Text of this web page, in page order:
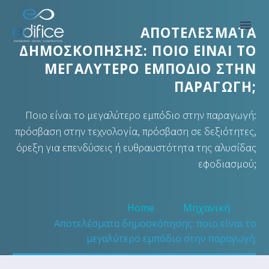
ΑΠΟΤΕΛΈΣΜΑΤΑ
ΔΗΜΟΣΚΌΠΗΣΗΣ: ΠΟΙΟ ΕΊΝΑΙ ΤΟ
ΜΕΓΑΛΎΤΕΡΟ ΕΜΠΌΔΙΟ ΣΤΗΝ
ΠΑΡΑΓΩΓΉ;
Ποιο είναι το μεγαλύτερο εμπόδιο στην παραγωγή:
πρόσβαση στην τεχνολογία, πρόσβαση σε δεξιότητες,
όρεξη για επενδύσεις ή ευθραυστότητα της αλυσίδας
εφοδιασμού;
Home
Μηχανική
Αποτελέσματα δημοσκόπησης: ποιο είναι το
μεγαλύτερο εμπόδιο στην παραγωγή;